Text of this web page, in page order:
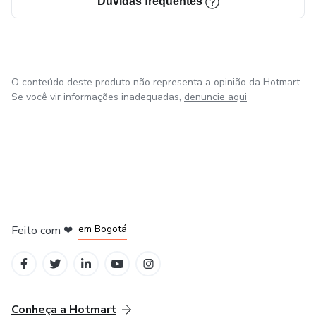
O conteúdo deste produto não representa a opinião da Hotmart.
Se você vir informações inadequadas, denuncie aqui
Feito com ❤ em Bogotá
Conheça a Hotmart